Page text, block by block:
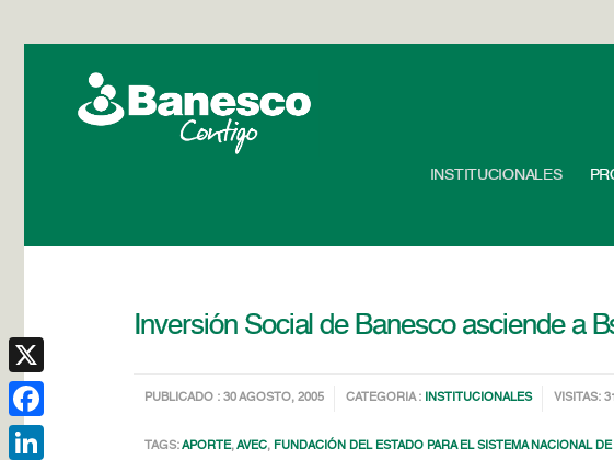
INSTITUCIONALES
Inversión Social de Banesco asciende a
PUBLICADO : 30 AGOSTO, 2005 CATEGORIA : INSTITUCIONALES VISITAS:
TAGS:APORTE,AVEC, FUNDACIÓN DEL ESTADO PARA EL SISTEMA NACIONAL
X
Facebook